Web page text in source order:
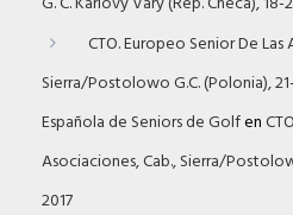
CTO. Europeo Senior De Las
Sierra/Postolowo G.C. (Polonia),
Española de Seniors de Golfen
Asociaciones, Cab., Sierra/
2017